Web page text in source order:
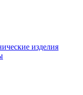
изделия